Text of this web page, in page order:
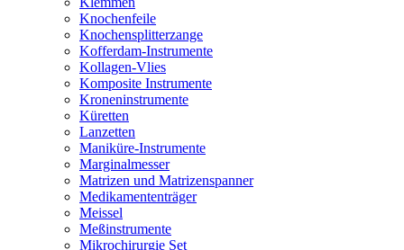
Knochenfeile
Knochensplitterzange
Kofferdam-Instrumente
Kollagen-Vlies
Komposite Instrumente
Kroneninstrumente
Küretten
Lanzetten
Maniküre-Instrumente
Marginalmesser
Matrizen und Matrizenspanner
Medikamententräger
Meissel
Meßinstrumente
Mikrochirurgie Set